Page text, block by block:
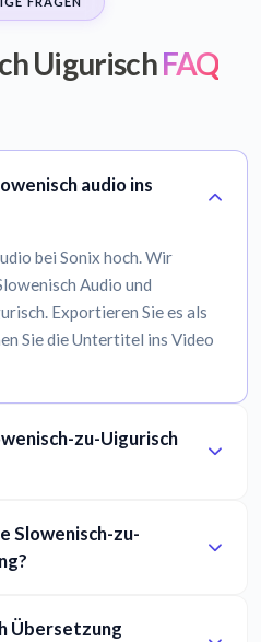
UigurischFAQ
audio ins
bei Sonix hoch. Wir
Audio und
Exportieren Sie es als
Sie die Untertitel ins Video
zu-Uigurisch
Slowenisch-zu-
Übersetzung